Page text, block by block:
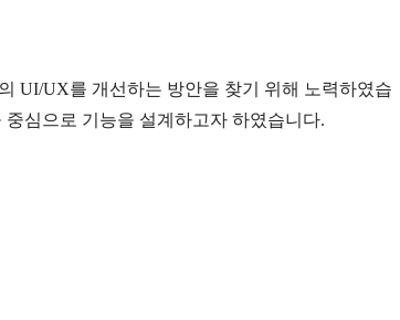
UI/UX를 개선하는 방안을 찾기 위해 노력하였습
심으로 기능을 설계하고자 하였습니다.